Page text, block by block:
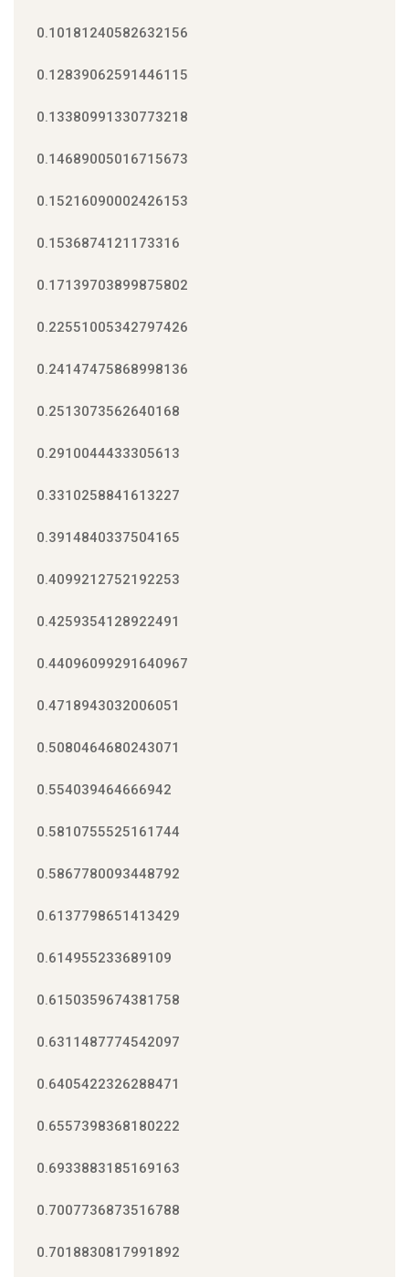
0.10181240582632156
0.12839062591446115
0.13380991330773218
0.14689005016715673
0.15216090002426153
0.1536874121173316
0.17139703899875802
0.22551005342797426
0.24147475868998136
0.2513073562640168
0.2910044433305613
0.3310258841613227
0.3914840337504165
0.4099212752192253
0.4259354128922491
0.44096099291640967
0.4718943032006051
0.5080464680243071
0.554039464666942
0.5810755525161744
0.5867780093448792
0.6137798651413429
0.614955233689109
0.6150359674381758
0.6311487774542097
0.6405422326288471
0.6557398368180222
0.6933883185169163
0.7007736873516788
0.7018830817991892